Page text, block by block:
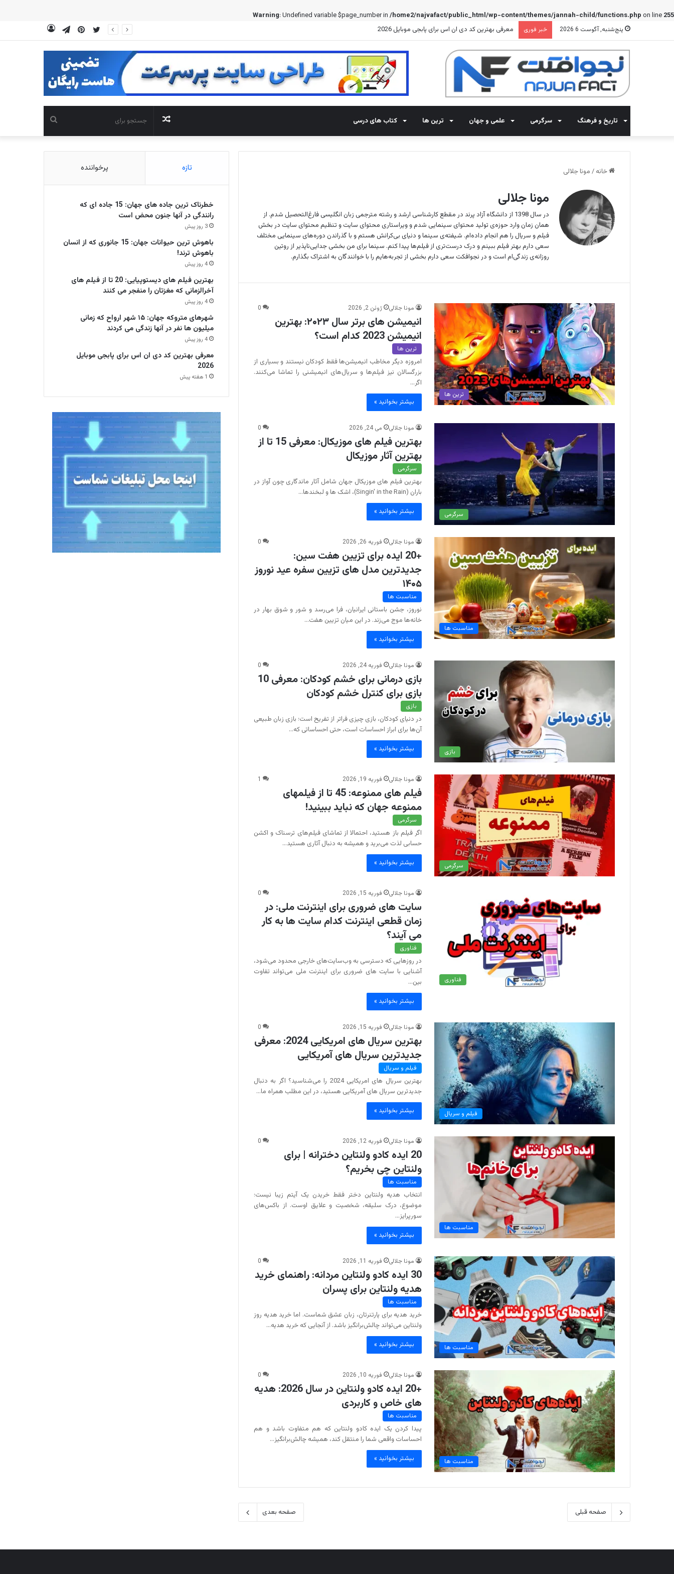
Warning: Undefined variable $page_number in /home2/najvafact/public_html/wp-content/themes/jannah-child/functions.php on line 255
پنج‌شنبه, آگوست 6 2026 خبر فوری معرفی بهترین کد دی ان اس برای پابجی موبایل 2026 تلگرام
‫پین‌ترست توییتر
تاریخ و فرهنگ سرگرمی علمی و جهان ترین ها کتاب های درسی
برای
نوشته
تصادفی
خانه / مونا جلالی
مونا جلالی
در سال 1398 از دانشگاه آزاد پرند در مقطع کارشناسی ارشد و رشته مترجمی زبان انگلیسی فارغ‌التحصیل شدم. از
همان زمان وارد حوزه‌ی تولید محتوای سینمایی شدم و ویراستاری محتوای سایت و تنظیم محتوای سایت در بخش
فیلم و سریال را هم انجام داده‌ام. شیفته‌ی سینما و دنیای بی‌کرانش هستم و با گذراندن دوره‌های سینمایی مختلف
سعی دارم بهتر فیلم ببینم و درک درست‌تری از فیلم‌ها پیدا کنم. سینما برای من بخشی جدایی‌ناپذیر از روتین
روزانه‌ی زندگی‌ام است و در نجوافکت سعی دارم بخشی از تجربه‌هایم را با خوانندگان به اشتراک بگذارم.
ترین ها
مونا جلالی ژوئن 2, 2026 0
انیمیشن های برتر سال ۲۰۲۳: بهترین
انیمیشن 2023 کدام است؟
ترین ها
امروزه دیگر مخاطب انیمیشن‌ها فقط کودکان نیستند و بسیاری از
بزرگسالان نیز فیلم‌ها و سریال‌های انیمیشنی را تماشا می‌کنند.
اگر…
بیشتر بخوانید »
سرگرمی
مونا جلالی می 24, 2026 0
بهترین فیلم های موزیکال: معرفی 15 تا از
بهترین آثار موزیکال
سرگرمی
بهترین فیلم های موزیکال جهان شامل آثار ماندگاری چون آواز در
باران (Singin' in the Rain)، اشک ها و لبخندها…
بیشتر بخوانید »
مناسبت ها
مونا جلالی فوریه 26, 2026 0
+20 ایده برای تزیین هفت سین:
جدیدترین مدل های تزیین سفره عید نوروز
۱۴۰۵
مناسبت ها
نوروز، جشن باستانی ایرانیان، فرا می‌رسد و شور و شوق بهار در
خانه‌ها موج می‌زند. در این میان تزیین هفت…
بیشتر بخوانید »
بازی
مونا جلالی فوریه 24, 2026 0
بازی درمانی برای خشم کودکان: معرفی 10
بازی برای کنترل خشم کودکان
بازی
در دنیای کودکان، بازی چیزی فراتر از تفریح است؛ بازی زبان طبیعی
آن‌ها برای ابراز احساسات است، حتی احساساتی که…
بیشتر بخوانید »
سرگرمی
مونا جلالی فوریه 19, 2026 1
فیلم های ممنوعه: 45 تا از فیلمهای
ممنوعه جهان که نباید ببینید!
سرگرمی
اگر فیلم باز هستید، احتمالا از تماشای فیلم‌های ترسناک و اکشن
حسابی لذت می‌برید و همیشه به دنبال آثاری هستید…
بیشتر بخوانید »
فناوری
مونا جلالی فوریه 15, 2026 0
سایت های ضروری برای اینترنت ملی: در
زمان قطعی اینترنت کدام سایت ها به کار
می آیند؟
فناوری
در روزهایی که دسترسی به وب‌سایت‌های خارجی محدود می‌شود،
آشنایی با سایت های ضروری برای اینترنت ملی می‌تواند تفاوت
بین…
بیشتر بخوانید »
فیلم و سریال
مونا جلالی فوریه 15, 2026 0
بهترین سریال های امریکایی 2024: معرفی
جدیدترین سریال های آمریکایی
فیلم و سریال
بهترین سریال های امریکایی 2024 را می‌شناسید؟ اگر به دنبال
جدیدترین سریال های آمریکایی هستید، در این مطلب همراه ما…
بیشتر بخوانید »
مناسبت ها
مونا جلالی فوریه 12, 2026 0
20 ایده کادو ولنتاین دخترانه | برای
ولنتاین چی بخریم؟
مناسبت ها
انتخاب هدیه ولنتاین دختر فقط خریدن یک آیتم زیبا نیست؛
موضوع، درک سلیقه، شخصیت و علایق اوست. از باکس‌های
سورپرایز…
بیشتر بخوانید »
مناسبت ها
مونا جلالی فوریه 11, 2026 0
30 ایده کادو ولنتاین مردانه: راهنمای خرید
هدیه ولنتاین برای پسران
مناسبت ها
خرید هدیه برای پارتنرتان، زبان عشق شماست. اما خرید هدیه روز
ولنتاین می‌تواند چالش‌برانگیز باشد. از آنجایی که خرید هدیه…
بیشتر بخوانید »
مناسبت ها
مونا جلالی فوریه 10, 2026 0
+20 ایده کادو ولنتاین در سال 2026: هدیه
های خاص و کاربردی
مناسبت ها
پیدا کردن یک ایده کادو ولنتاین که هم متفاوت باشد و هم
احساسات واقعی شما را منتقل کند، همیشه چالش‌برانگیز…
بیشتر بخوانید »
صفحه قبلی صفحه بعدی
تازه پرخواننده
خطرناک ترین جاده های جهان: 15 جاده ای که
رانندگی در آنها جنون محض است
3 روز پیش
باهوش ترین حیوانات جهان: 15 جانوری که از انسان
باهوش ترند!
4 روز پیش
بهترین فیلم های دیستوپیایی: 20 تا از فیلم های
آخرالزمانی که مغزتان را منفجر می کنند
4 روز پیش
شهرهای متروکه جهان: ۱۵ شهر ارواح که زمانی
میلیون ها نفر در آنها زندگی می کردند
4 روز پیش
معرفی بهترین کد دی ان اس برای پابجی موبایل
2026
1 هفته پیش